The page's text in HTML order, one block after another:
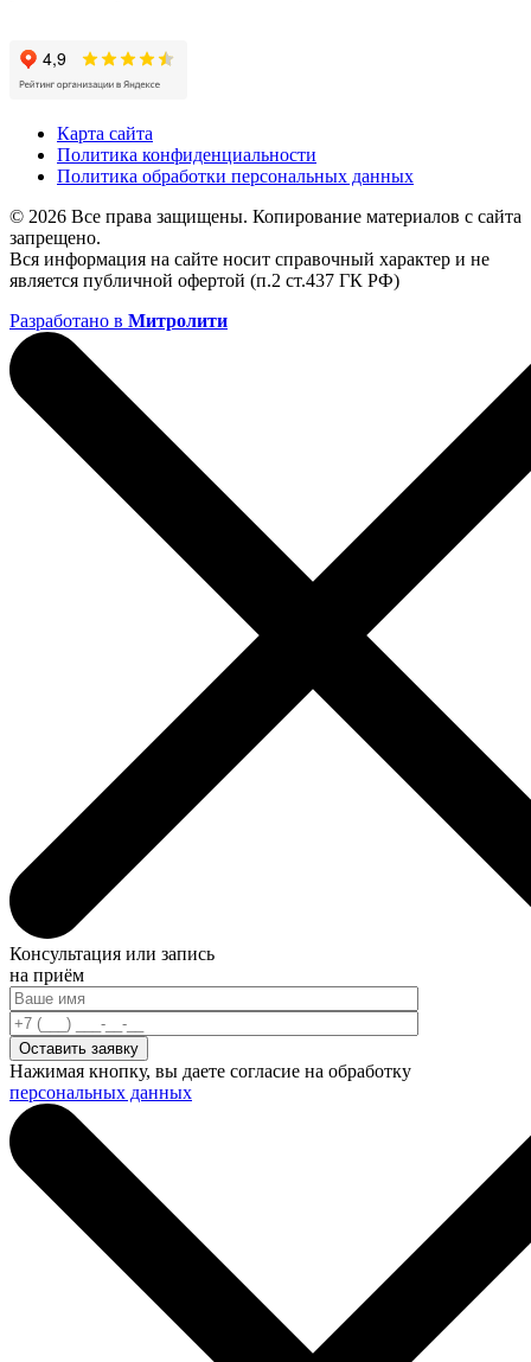
Карта сайта
Политика конфиденциальности
Политика обработки персональных данных
© 2026 Все права защищены. Копирование материалов с сайта
запрещено.
Вся информация на сайте носит справочный характер и не
является публичной офертой (п.2 ст.437 ГК РФ)
Разработано в Митролити
Консультация или запись
на приём
Нажимая кнопку, вы даете согласие на обработку
персональных данных